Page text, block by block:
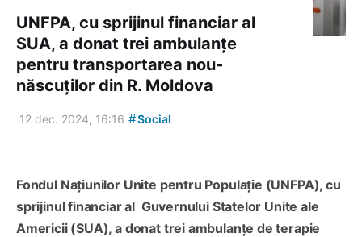
UNFPA, cu sprijinul financiar al
SUA, a donat trei ambulanțe
pentru transportarea nou-
născuților din R. Moldova
12 dec. 2024, 16:16 #Social
Fondul Națiunilor Unite pentru Populație (UNFPA), cu
sprijinul financiar al Guvernului Statelor Unite ale
Americii (SUA), a donat trei ambulanțe de terapie